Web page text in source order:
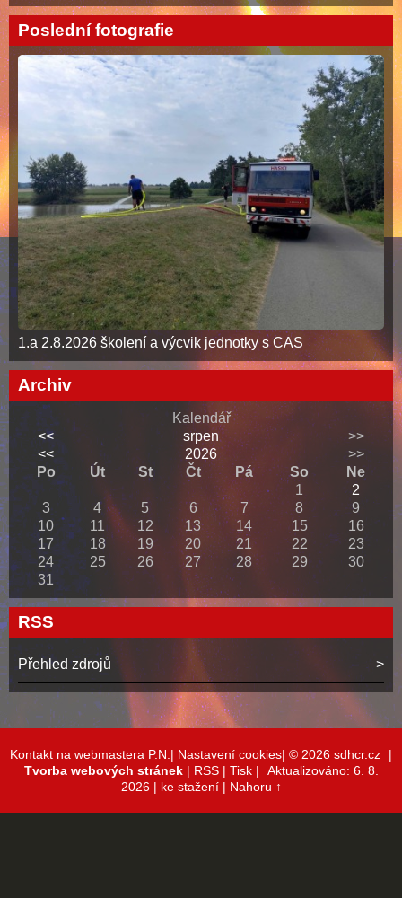
Poslední fotografie
1.a 2.8.2026 školení a výcvik jednotky s CAS
Archiv
Kalendář
<<
srpen
>>
<<
2026
>>
Po
Út St Čt Pá So
Ne
1
2
3
4 5 6 7 8
9
10
11 12 13 14 15
16
17
18 19 20 21 22
23
24
25 26 27 28 29
30
31
RSS
Přehled zdrojů
Kontakt na webmastera P.N.| Nastavení cookies| © 2026 sdhcr.cz
|
Tvorba webových stránek| RSS| Tisk|
Aktualizováno: 6. 8.
2026 | ke stažení | Nahoru ↑